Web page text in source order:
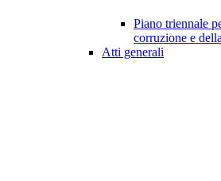
Piano triennale
corruzione e
Atti generali